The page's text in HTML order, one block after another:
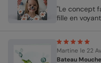
"Le concept
fille en
Martine le 22
Bateau Mouche